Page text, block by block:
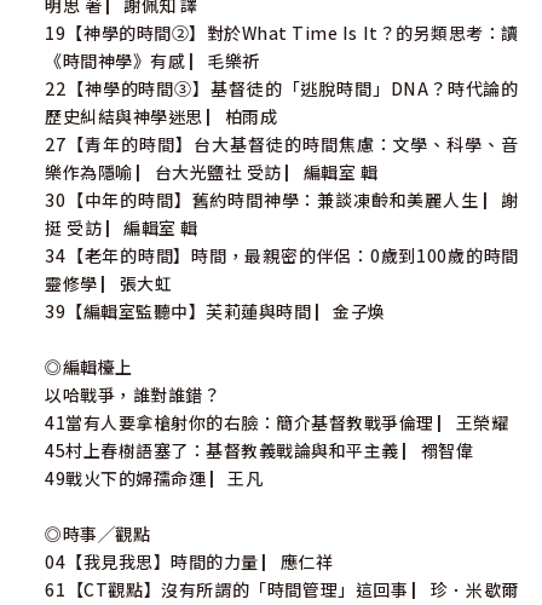
明思 著 ▏謝佩知 譯
19【神學的時間②】對於What Time Is It？的另類思考：讀
《時間神學》有感 ▏毛樂祈
22【神學的時間③】基督徒的「逃脫時間」DNA？時代論的
歷史糾結與神學迷思 ▏柏雨成
27【青年的時間】台大基督徒的時間焦慮：文學、科學、音
樂作為隱喻 ▏台大光鹽社 受訪 ▏編輯室 輯
30【中年的時間】舊約時間神學：兼談凍齡和美麗人生 ▏謝
挺 受訪 ▏編輯室 輯
34【老年的時間】時間，最親密的伴侶：0歲到100歲的時間
靈修學 ▏張大虹
39【編輯室監聽中】芙莉蓮與時間 ▏金子煥
◎編輯檯上
以哈戰爭，誰對誰錯？
41當有人要拿槍射你的右臉：簡介基督教戰爭倫理 ▏王榮耀
45村上春樹語塞了：基督教義戰論與和平主義 ▏禤智偉
49戰火下的婦孺命運 ▏王凡
◎時事╱觀點
04【我見我思】時間的力量 ▏應仁祥
61【CT觀點】沒有所謂的「時間管理」這回事 ▏珍．米歇爾